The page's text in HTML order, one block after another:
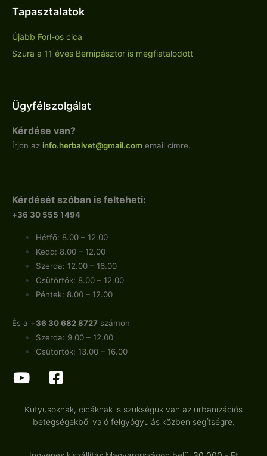
Tapasztalatok
Újabb Forl-os cica
Szura a 11 éves Bernipásztor is megfiatalodott
Ügyfélszolgálat
Kérdése van?
Írjon az info.herbalvet@gmail.com email címre.
Kérdését szóban is felteheti:
+36 30 555 1494
Hétfő: 8.00 – 12.00
Kedd: 8.00 – 12.00
Szerda: 12.00 – 16.00
Csütörtök: 8.00 – 12.00
Péntek: 8.00 – 12.00
És a +36 30 682 8727 számon
Szerda: 9.00 – 12.00
Csütörtök: 13.00 – 16.00
Kutyusoknak, cicáknak is szükségük van az urbanizációs
betegségekből való felgyógyulás közben segítségre.